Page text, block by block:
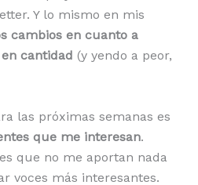
Y lo mismo en mis
cambios en cuanto a
cantidad (y yendo a peor,
las próximas semanas es
que me interesan.
que no me aportan nada
voces más interesantes.